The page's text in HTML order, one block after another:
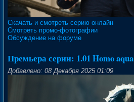
Скачать и смотреть серию онлайн
Смотреть промо-фотографии
Обсуждение на форуме
Премьера серии: 1.01 Homo aqua
Добавлено: 08 Декабря 2025 01:09